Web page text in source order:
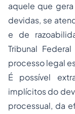
aquele que
devidas, se
e de
Tribunal
processo legal
É possível
implícitos do
processual, da